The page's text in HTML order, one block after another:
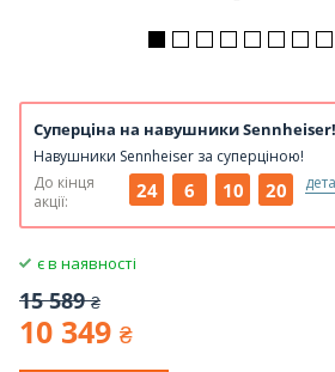
Суперціна на навушники Sennheiser!
Навушники Sennheiser за суперціною!
До кінця
акції:
24 6 10 20
є в наявності
15 589 ₴
10 349 ₴